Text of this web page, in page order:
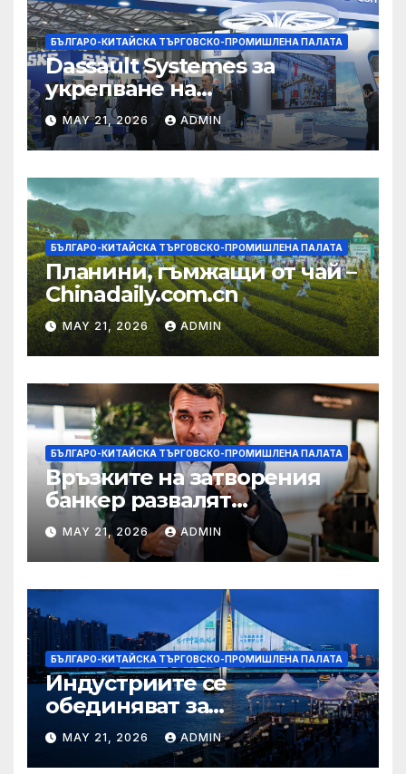
БЪЛГАРО-КИТАЙСКА ТЪРГОВСКО-ПРОМИШЛЕНА ПАЛАТА
Dassault Systemes за
укрепване на
изграждането на AI
екосистема в Китай
MAY 21, 2026 ADMIN
БЪЛГАРО-КИТАЙСКА ТЪРГОВСКО-ПРОМИШЛЕНА ПАЛАТА
Планини, гъмжащи от чай –
Chinadaily.com.cn
MAY 21, 2026 ADMIN
БЪЛГАРО-КИТАЙСКА ТЪРГОВСКО-ПРОМИШЛЕНА ПАЛАТА
Връзките на затворения
банкер развалят
надеждите на Флавио
Болсонаро за президент на
Бразилия
MAY 21, 2026 ADMIN
БЪЛГАРО-КИТАЙСКА ТЪРГОВСКО-ПРОМИШЛЕНА ПАЛАТА
Индустриите се
обединяват за
висококачествен растеж на
културния и
MAY 21, 2026 ADMIN